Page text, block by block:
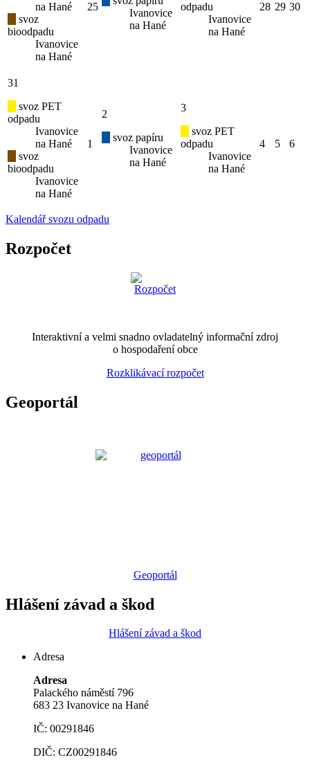
na Hané
svoz
bioodpadu
Ivanovice
na Hané
25
Ivanovice
na Hané
odpadu
Ivanovice
na Hané
28 29 30
31
svoz PET
odpadu
Ivanovice
na Hané
svoz
bioodpadu
Ivanovice
na Hané
1
2
svoz papíru
Ivanovice
na Hané
3
svoz PET
odpadu
Ivanovice
na Hané
4 5 6
Kalendář svozu odpadu
Rozpočet
Interaktivní a velmi snadno ovladatelný informační zdroj
o hospodaření obce
Rozklikávací rozpočet
Geoportál
Geoportál
Hlášení závad a škod
Hlášení závad a škod
Adresa
Adresa
Palackého náměstí 796
683 23 Ivanovice na Hané
IČ: 00291846
DIČ: CZ00291846